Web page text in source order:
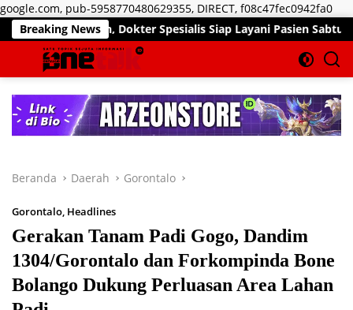
google.com, pub-5958770480629355, DIRECT, f08c47fec0942fa0
ke
Breaking News
Dokter Spesialis Siap Layani Pasien Sabtu, 25 Juli 2026
Beranda Daerah Gorontalo
Gorontalo, Headlines
Gerakan Tanam Padi Gogo, Dandim
1304/Gorontalo dan Forkompinda Bone
Bolango Dukung Perluasan Area Lahan